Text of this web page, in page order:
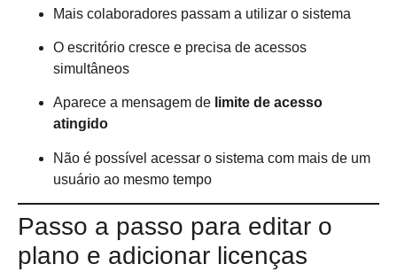
Mais colaboradores passam a utilizar o sistema
O escritório cresce e precisa de acessos
simultâneos
Aparece a mensagem de limite de acesso
atingido
Não é possível acessar o sistema com mais de um
usuário ao mesmo tempo
Passo a passo para editar o
plano e adicionar licenças